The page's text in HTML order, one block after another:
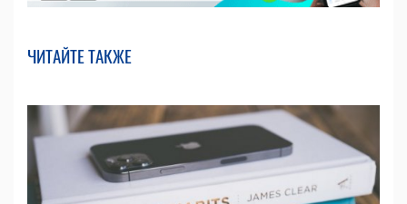
ЧИТАЙТЕ ТАКЖЕ